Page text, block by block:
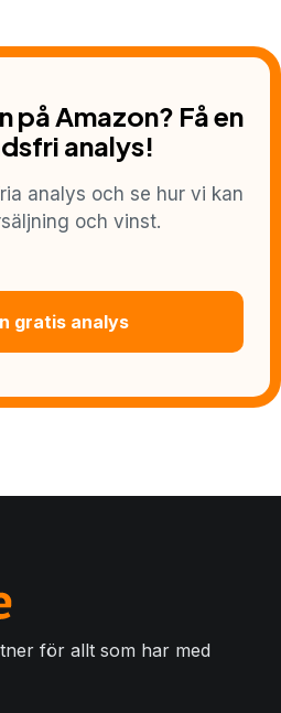
på Amazon? Få en
analys!
analys och se hur vi kan
och vinst.
gratis analys
för allt som har med